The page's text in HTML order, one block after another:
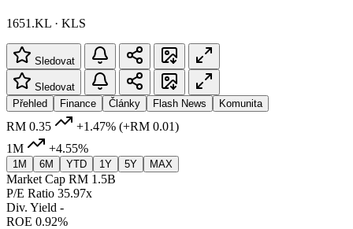
1651.KL · KLS
Sledovat
Sledovat
Přehled
Finance Články Flash News Komunita
RM 0.35 +1.47% (+RM 0.01)
1M
+4.55%
1M 6M YTD 1Y 5Y MAX
Market Cap RM 1.5B
P/E Ratio 35.97x
Div. Yield -
ROE 0.92%